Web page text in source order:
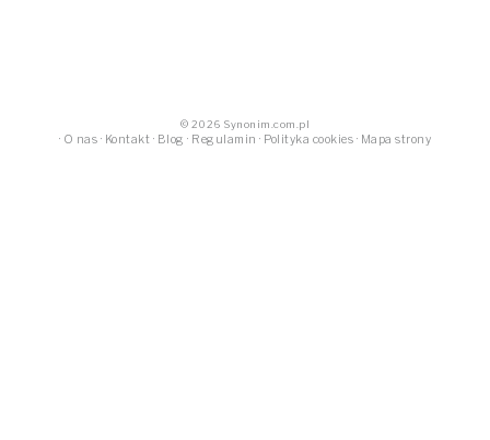
© 2026 Synonim.com.pl
· O nas · Kontakt · Blog · Regulamin · Polityka cookies · Mapa strony